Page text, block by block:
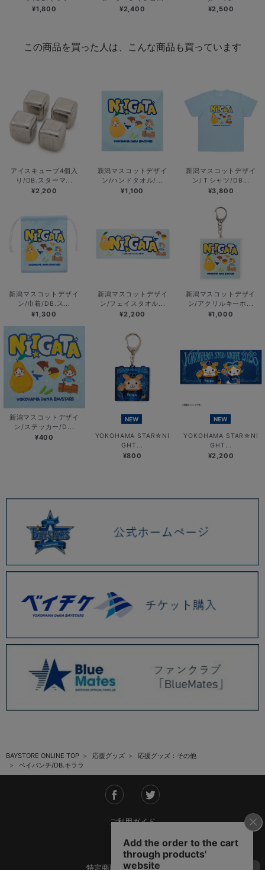
¥1,800 ¥2,400 ¥2,500
この商品を買った人は、こんな商品も買っています
アイスキューブ4個入
り/DB.スターマ...
¥2,200
新潟マスコットデザイ
ン/ハンドタオル/...
¥1,100
新潟マスコットデザイ
ン/Ｔシャツ/DB...
¥3,800
新潟マスコットデザイ
ン/巾着/DB.ス...
¥1,300
新潟マスコットデザイ
ン/フェイスタオル...
¥2,200
新潟マスコットデザイ
ン/アクリルキーホ...
¥1,000
新潟マスコットデザイ
ン/ステッカー/D...
¥400
NEW
YOKOHAMA STAR☆NI
GHT...
¥800
NEW
YOKOHAMA STAR☆NI
GHT...
¥2,200
BAYSTORE ONLINE TOP 応援グッズ
応援グッズ：その他
ベイパンチ/DB.キララ
ご利用ガイド
会社概要
特定商取引法に基づく表記